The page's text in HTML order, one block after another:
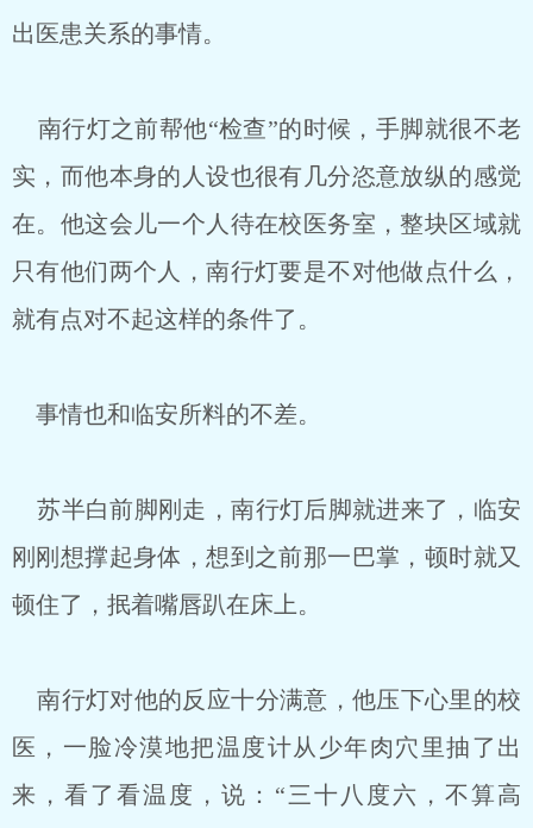
出医患关系的事情。
南行灯之前帮他“检查”的时候，手脚就很不老
实，而他本身的人设也很有几分恣意放纵的感觉
在。他这会儿一个人待在校医务室，整块区域就
只有他们两个人，南行灯要是不对他做点什么，
就有点对不起这样的条件了。
事情也和临安所料的不差。
苏半白前脚刚走，南行灯后脚就进来了，临安
刚刚想撑起身体，想到之前那一巴掌，顿时就又
顿住了，抿着嘴唇趴在床上。
南行灯对他的反应十分满意，他压下心里的校
医，一脸冷漠地把温度计从少年肉穴里抽了出
来，看了看温度，说：“三十八度六，不算高